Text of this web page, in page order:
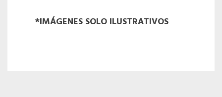
*IMÁGENES SOLO ILUSTRATIVOS